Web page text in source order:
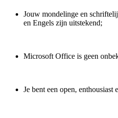
Jouw mondelinge en
en Engels zijn uitstekend;
Microsoft Office is geen
Je bent een open, enthousiast